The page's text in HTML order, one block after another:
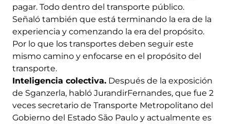
pagar. Todo dentro del transporte público.
Señaló también que está terminando la era de la
experiencia y comenzando la era del propósito.
Por lo que los transportes deben seguir este
mismo camino y enfocarse en el propósito del
transporte.
Inteligencia colectiva. Después de la exposición
de Sganzerla, habló JurandirFernandes, que fue 2
veces secretario de Transporte Metropolitano del
Gobierno del Estado São Paulo y actualmente es